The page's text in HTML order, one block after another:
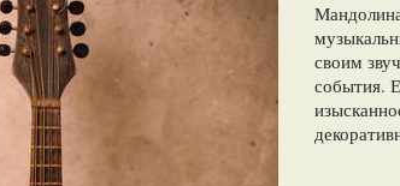
своим
события.